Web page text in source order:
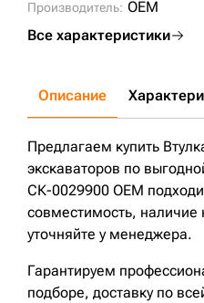
Производитель: OEM
Все характеристики
Описание
Предлагаем купить
экскаваторов по
СК-0029900 OEM
совместимость, наличие
уточняйте у менеджера.
Гарантируем
подборе, доставку по